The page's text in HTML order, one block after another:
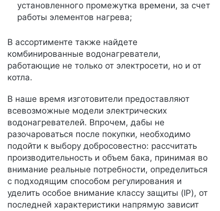
установленного промежутка времени, за счет
работы элементов нагрева;
В ассортименте также найдете
комбинированные водонагреватели,
работающие не только от электросети, но и от
котла.
В наше время изготовители предоставляют
всевозможные модели электрических
водонагревателей. Впрочем, дабы не
разочароваться после покупки, необходимо
подойти к выбору добросовестно: рассчитать
производительность и объем бака, принимая во
внимание реальные потребности, определиться
с подходящим способом регулирования и
уделить особое внимание классу защиты (IP), от
последней характеристики напрямую зависит